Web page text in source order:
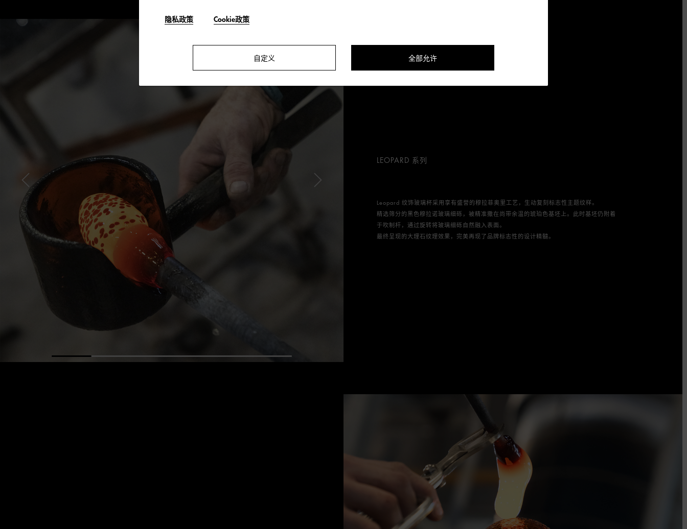
LEOPARD 系列
Leopard 纹饰玻璃杯采用享有盛誉的穆拉菲奥里工艺，生动复刻标志性主题纹样。
精选筛分的黑色穆拉诺玻璃细砾，被精准撒在尚带余温的琥珀色基坯上。此时基坯仍附着
于吹制杆，通过旋转将玻璃细砾自然融入表面。
最终呈现的大理石纹理效果，完美再现了品牌标志性的设计精髓。
隐私政策 Cookie政策
自定义 全部允许